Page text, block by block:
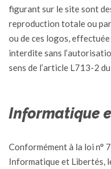
figurant sur le site sont
reproduction totale ou
ou de ces logos,
interdite sans
sens de l’article L713-2
Informatique
Conformément à la loi n°
Informatique et Libertés,